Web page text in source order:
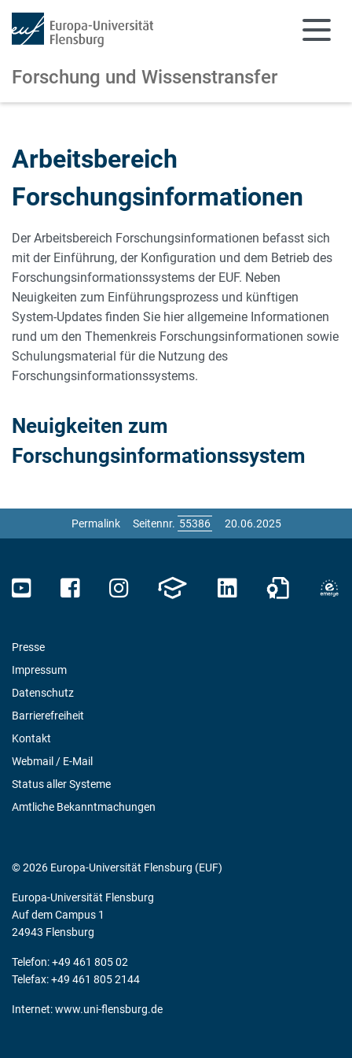
Forschung und Wissenstransfer
Arbeitsbereich
Forschungsinformationen
Der Arbeitsbereich Forschungsinformationen befasst sich
mit der Einführung, der Konfiguration und dem Betrieb des
Forschungsinformationssystems der EUF. Neben
Neuigkeiten zum Einführungsprozess und künftigen
System-Updates finden Sie hier allgemeine Informationen
rund um den Themenkreis Forschungsinformationen sowie
Schulungsmaterial für die Nutzung des
Forschungsinformationssystems.
Neuigkeiten zum
Forschungsinformationssystem
Permalink Seitennr. 20.06.2025
Presse
Impressum
Datenschutz
Barrierefreiheit
Kontakt
Webmail / E-Mail
Status aller Systeme
Amtliche Bekanntmachungen
© 2026 Europa-Universität Flensburg (EUF)
Europa-Universität Flensburg
Auf dem Campus 1
24943 Flensburg
Telefon: +49 461 805 02
Telefax: +49 461 805 2144
Internet:www.uni-flensburg.de